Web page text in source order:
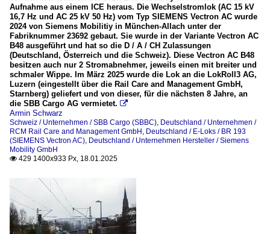
Aufnahme aus einem ICE heraus. Die Wechselstromlok (AC 15 kV
16,7 Hz und AC 25 kV 50 Hz) vom Typ SIEMENS Vectron AC wurde
2024 von Siemens Mobilitiy in München-Allach unter der
Fabriknummer 23692 gebaut. Sie wurde in der Variante Vectron AC
B48 ausgeführt und hat so die D / A / CH Zulassungen
(Deutschland, Österreich und die Schweiz). Diese Vectron AC B48
besitzen auch nur 2 Stromabnehmer, jeweils einen mit breiter und
schmaler Wippe. Im März 2025 wurde die Lok an die LokRoll3 AG,
Luzern (eingestellt über die Rail Care and Management GmbH,
Starnberg) geliefert und von dieser, für die nächsten 8 Jahre, an
die SBB Cargo AG vermietet. 
Armin Schwarz
Schweiz / Unternehmen / SBB Cargo (SBBC), Deutschland / Unternehmen /
RCM Rail Care and Management GmbH, Deutschland / E-Loks / BR 193
(SIEMENS Vectron AC), Deutschland / Unternehmen Hersteller / Siemens
Mobility GmbH
 429 1400x933 Px, 18.01.2025